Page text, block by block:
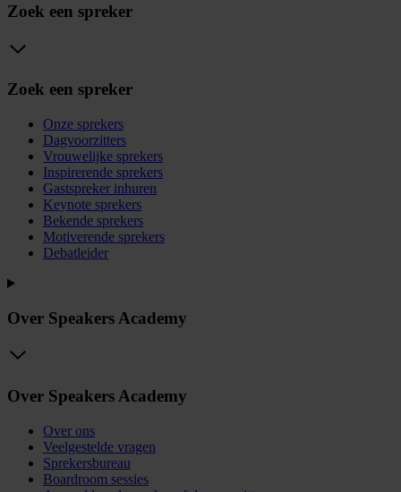
Zoek een spreker
Zoek een spreker
Onze sprekers
Dagvoorzitters
Vrouwelijke sprekers
Inspirerende sprekers
Gastspreker inhuren
Keynote sprekers
Bekende sprekers
Motiverende sprekers
Debatleider
Over Speakers Academy
Over Speakers Academy
Over ons
Veelgestelde vragen
Sprekersbureau
Boardroom sessies